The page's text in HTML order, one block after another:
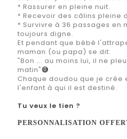
* Rassurer en pleine nuit.
* Recevoir des câlins pleine
* Survivre à 36 passages en
toujours digne.
Et pendant que bébé
maman (ou papa) se dit:
"Bon ... au moins lui, il ne
matin"😅
Chaque doudou que je crée
l'enfant à qui il est destiné.
Tu veux le tien ?
PERSONNALISATION